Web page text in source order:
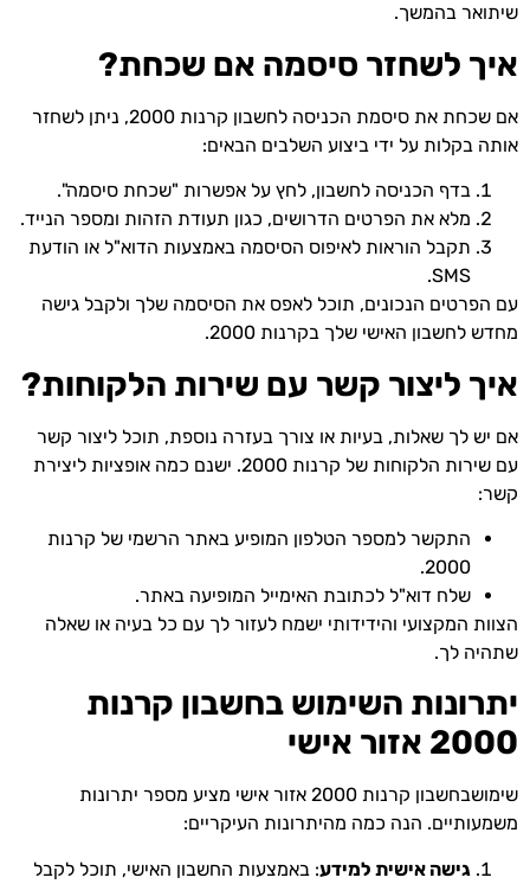
שיתואר בהמשך.
איך לשחזר סיסמה אם שכחת?
אם שכחת את סיסמת הכניסה לחשבון קרנות 2000, ניתן לשחזר
אותה בקלות על ידי ביצוע השלבים הבאים:
בדף הכניסה לחשבון, לחץ על אפשרות "שכחת סיסמה".
מלא את הפרטים הדרושים, כגון תעודת הזהות ומספר הנייד.
תקבל הוראות לאיפוס הסיסמה באמצעות הדוא"ל או הודעת
SMS.
עם הפרטים הנכונים, תוכל לאפס את הסיסמה שלך ולקבל גישה
מחדש לחשבון האישי שלך בקרנות 2000.
איך ליצור קשר עם שירות הלקוחות?
אם יש לך שאלות, בעיות או צורך בעזרה נוספת, תוכל ליצור קשר
עם שירות הלקוחות של קרנות 2000. ישנם כמה אופציות ליצירת
קשר:
התקשר למספר הטלפון המופיע באתר הרשמי של קרנות
2000.
שלח דוא"ל לכתובת האימייל המופיעה באתר.
הצוות המקצועי והידידותי ישמח לעזור לך עם כל בעיה או שאלה
שתהיה לך.
יתרונות השימוש בחשבון קרנות
2000 אזור אישי
שימושבחשבון קרנות 2000 אזור אישי מציע מספר יתרונות
משמעותיים. הנה כמה מהיתרונות העיקריים:
גישה אישית למידע: באמצעות החשבון האישי, תוכל לקבל